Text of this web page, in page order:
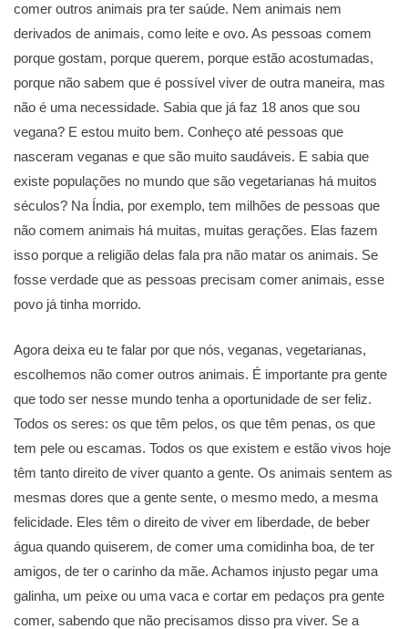
comer outros animais pra ter saúde. Nem animais nem
derivados de animais, como leite e ovo. As pessoas comem
porque gostam, porque querem, porque estão acostumadas,
porque não sabem que é possível viver de outra maneira, mas
não é uma necessidade. Sabia que já faz 18 anos que sou
vegana? E estou muito bem. Conheço até pessoas que
nasceram veganas e que são muito saudáveis. E sabia que
existe populações no mundo que são vegetarianas há muitos
séculos? Na Índia, por exemplo, tem milhões de pessoas que
não comem animais há muitas, muitas gerações. Elas fazem
isso porque a religião delas fala pra não matar os animais. Se
fosse verdade que as pessoas precisam comer animais, esse
povo já tinha morrido.
Agora deixa eu te falar por que nós, veganas, vegetarianas,
escolhemos não comer outros animais. É importante pra gente
que todo ser nesse mundo tenha a oportunidade de ser feliz.
Todos os seres: os que têm pelos, os que têm penas, os que
tem pele ou escamas. Todos os que existem e estão vivos hoje
têm tanto direito de viver quanto a gente. Os animais sentem as
mesmas dores que a gente sente, o mesmo medo, a mesma
felicidade. Eles têm o direito de viver em liberdade, de beber
água quando quiserem, de comer uma comidinha boa, de ter
amigos, de ter o carinho da mãe. Achamos injusto pegar uma
galinha, um peixe ou uma vaca e cortar em pedaços pra gente
comer, sabendo que não precisamos disso pra viver. Se a